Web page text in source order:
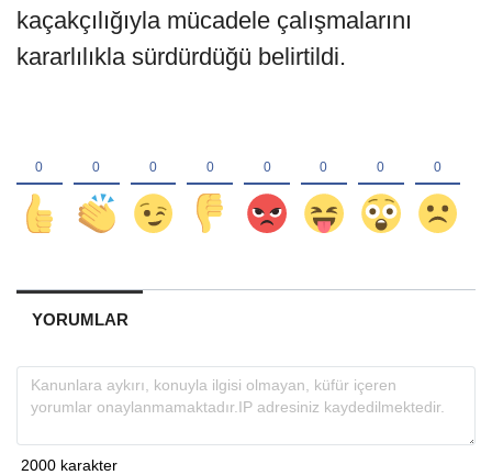
kaçakçılığıyla mücadele çalışmalarını
kararlılıkla sürdürdüğü belirtildi.
YORUMLAR